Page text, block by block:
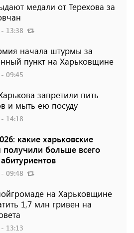
медали от Терехова за
- 13:38
начала штурмы за
пункт на Харьковщине
- 09:45
запретили пить
и мыть ею посуду
- 14:18
какие харьковские
получили больше всего
- 09:48
на Харьковщине
1,7 млн ​​гривен на
- 13:13